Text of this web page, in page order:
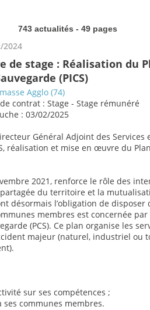
743 actualités - 49 pages
2024
de stage : Réalisation du
(PICS)
Agglo (74)
contrat : Stage - Stage rémunéré
: 03/02/2025
Général Adjoint des Services
réalisation et mise en œuvre du
2021, renforce le rôle des
du territoire et la
désormais l’obligation de disposer
membres est concernée
(PCS). Ce plan organise les
majeur (naturel, industriel ou
sur ses compétences ;
ses communes membres.